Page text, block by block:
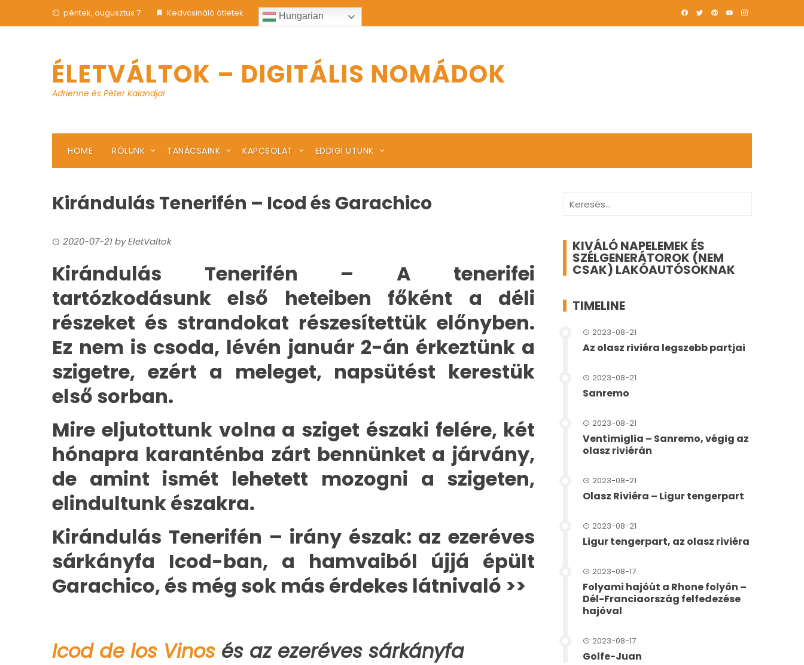
péntek, augusztus 7 Kedvcsináló ötletek Hungarian
ÉLETVÁLTOK – DIGITÁLIS NOMÁDOK
Adrienne és Péter Kalandjai
HOME RÓLUNK TANÁCSAINK KAPCSOLAT EDDIGI UTUNK
Kirándulás Tenerifén – Icod és Garachico
2020-07-21byEletValtok
Kirándulás Tenerifén – A tenerifei
tartózkodásunk első heteiben főként a déli
részeket és strandokat részesítettük előnyben.
Ez nem is csoda, lévén január 2-án érkeztünk a
szigetre, ezért a meleget, napsütést kerestük
első sorban.
Mire eljutottunk volna a sziget északi felére, két
hónapra karanténba zárt bennünket a járvány,
de amint ismét lehetett mozogni a szigeten,
elindultunk északra.
Kirándulás Tenerifén – irány észak: az ezeréves
sárkányfa Icod-ban, a hamvaiból újjá épült
Garachico, és még sok más érdekes látnivaló >>
Icod de los Vinos és az ezeréves sárkányfa
Keresés:
KIVÁLÓ NAPELEMEK ÉS
SZÉLGENERÁTOROK (NEM
CSAK) LAKÓAUTÓSOKNAK
TIMELINE
2023-08-21
Az olasz riviéra legszebb partjai
2023-08-21
Sanremo
2023-08-21
Ventimiglia – Sanremo, végig az
olasz riviérán
2023-08-21
Olasz Riviéra – Ligur tengerpart
2023-08-21
Ligur tengerpart, az olasz riviéra
2023-08-17
Folyami hajóút a Rhone folyón –
Dél-Franciaország felfedezése
hajóval
2023-08-17
Golfe-Juan